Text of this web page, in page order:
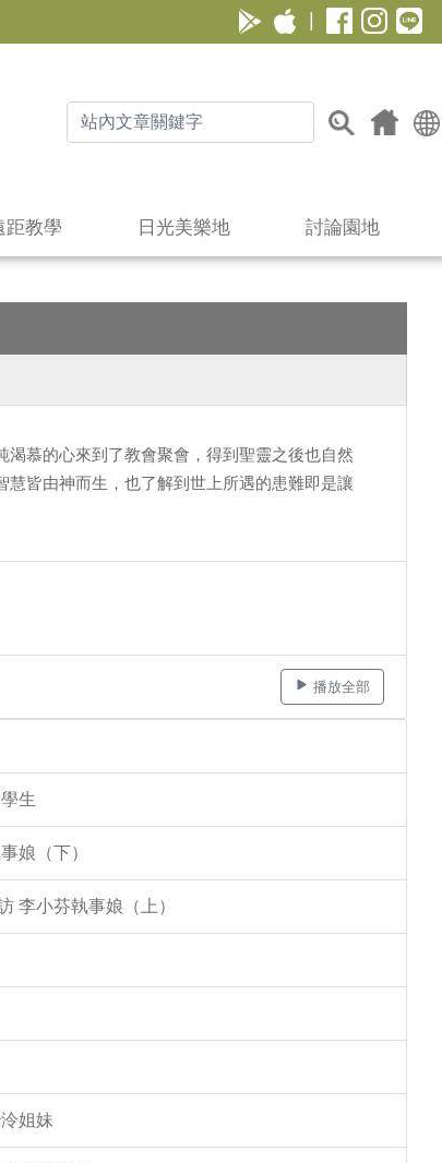
距教學 日光美樂地 討論園地
慕的心來到了教會聚會，得到聖靈之後也自然
皆由神而生，也了解到世上所遇的患難即是讓
播放全部
生
娘（下）
李小芬執事娘（上）
姐妹